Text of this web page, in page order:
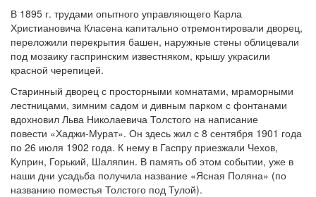
В 1895 г. трудами опытного управляющего Карла
Христиановича Класена капитально отремонтировали дворец,
переложили перекрытия башен, наружные стены облицевали
под мозаику гаспринским известняком, крышу украсили
красной черепицей.
Старинный дворец с просторными комнатами, мраморными
лестницами, зимним садом и дивным парком с фонтанами
вдохновил Льва Николаевича Толстого на написание
повести «Хаджи-Мурат». Он здесь жил с 8 сентября 1901 года
по 26 июля 1902 года. К нему в Гаспру приезжали Чехов,
Куприн, Горький, Шаляпин. В память об этом событии, уже в
наши дни усадьба получила название «Ясная Поляна» (по
названию поместья Толстого под Тулой).